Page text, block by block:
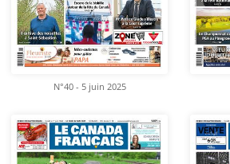
N°40 - 5 juin 2025